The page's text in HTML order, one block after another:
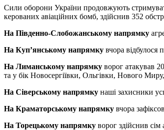
Сили оборони України продовжують
керованих авіаційних бомб, здійснив 352
На Південно-Слобожанському напрямку
На Куп’янському напрямку вчора відбулося
На Лиманському напрямку ворог атакував
та у бік Новосергіївки, Ольгівки, Нового
На Сіверському напрямку наші захисники
На Краматорському напрямку вчора
На Торецькому напрямку ворог здійснив